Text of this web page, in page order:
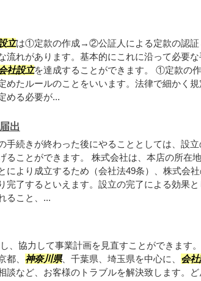
立は①定款の作成→②公証人による定款の認
れがあります。基本的にこれに沿って必要な
社設立を達成することができます。 ①定款の
めたルールのことをいいます。法律で細かく規
める必要が...
出
手続きが終わった後にやることとしては、設
ることができます。 株式会社は、本店の所在
により成立するため（会社法49条）、株式会
完了するといえます。設立の完了による効果と
ること、...
、協力して事業計画を見直すことができます
都、 神奈川県、千葉県、埼玉県を中心に、 会
談など、お客様のトラブルを解決致します。